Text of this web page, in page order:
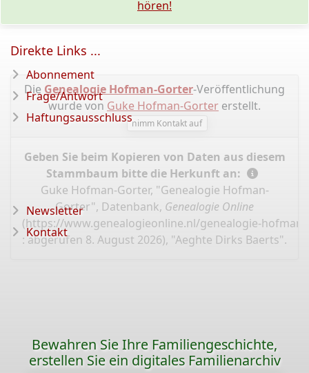
hören!
Die Genealogie Hofman-Gorter-Veröffentlichung
wurde von Guke Hofman-Gorter erstellt.
nimm Kontakt auf
Geben Sie beim Kopieren von Daten aus diesem
Stammbaum bitte die Herkunft an:
Guke Hofman-Gorter, "Genealogie Hofman-
Gorter", Datenbank, Genealogie Online
(https://www.genealogieonline.nl/genealogie-
: abgerufen 8. August 2026), "Aeghte Dirks Baerts".
Direkte Links ...
Abonnement
Frage/Antwort
Haftungsausschluss
Newsletter
Kontakt
Bewahren Sie Ihre Familiengeschichte,
erstellen Sie ein digitales Familienarchiv